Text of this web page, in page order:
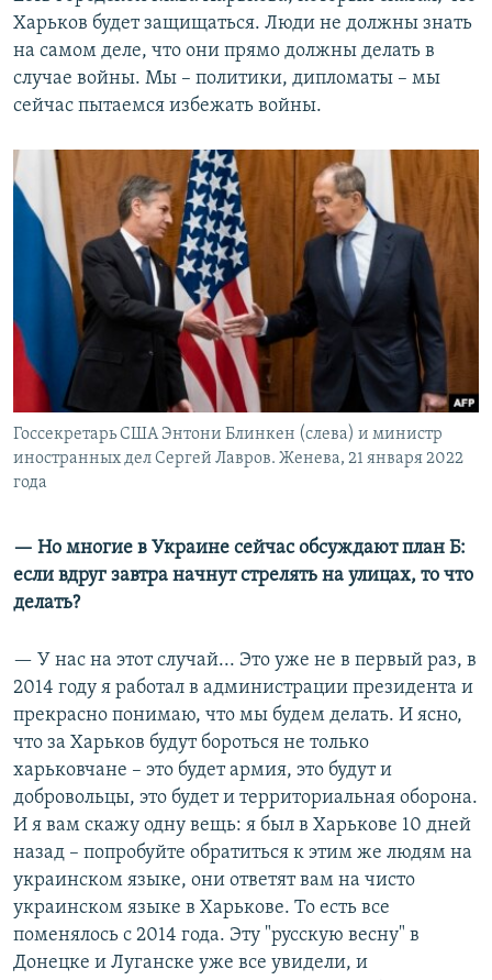
Харьков будет защищаться. Люди не должны знать
на самом деле, что они прямо должны делать в
случае войны. Мы – политики, дипломаты – мы
сейчас пытаемся избежать войны.
Госсекретарь США Энтони Блинкен (слева) и министр
иностранных дел Сергей Лавров. Женева, 21 января 2022
года
— Но многие в Украине сейчас обсуждают план Б:
если вдруг завтра начнут стрелять на улицах, то что
делать?
— У нас на этот случай... Это уже не в первый раз, в
2014 году я работал в администрации президента и
прекрасно понимаю, что мы будем делать. И ясно,
что за Харьков будут бороться не только
харьковчане – это будет армия, это будут и
добровольцы, это будет и территориальная оборона.
И я вам скажу одну вещь: я был в Харькове 10 дней
назад – попробуйте обратиться к этим же людям на
украинском языке, они ответят вам на чисто
украинском языке в Харькове. То есть все
поменялось с 2014 года. Эту "русскую весну" в
Донецке и Луганске уже все увидели, и